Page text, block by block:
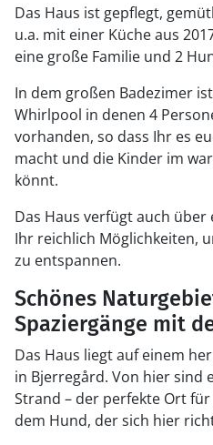
Das Haus ist gepflegt,
u.a. mit einer Küche aus
eine große Familie und 2
In dem großen Badezimer
Whirlpool in denen 4
vorhanden, so dass Ihr es
macht und die Kinder im
könnt.
Das Haus verfügt auch
Ihr reichlich Möglichkeiten,
zu entspannen.
Schönes
Spaziergänge mit
Das Haus liegt auf einem
in Bjerregård. Von hier sind
Strand – der perfekte Ort
dem Hund, der sich hier